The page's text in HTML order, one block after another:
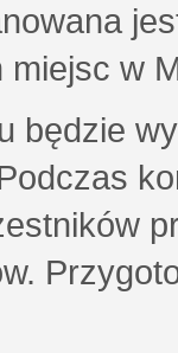
w
będzie